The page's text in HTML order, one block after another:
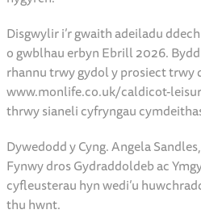
Cymru.
· £150,000 o Grant Cyfalaf
ddarparu cyfleusterau chwaraeon
hygyrch.
Disgwylir i’r gwaith adeiladu
o gwblhau erbyn Ebrill 2026. Bydd
rhannu trwy gydol y prosiect trwy
www.monlife.co.uk/caldicot-